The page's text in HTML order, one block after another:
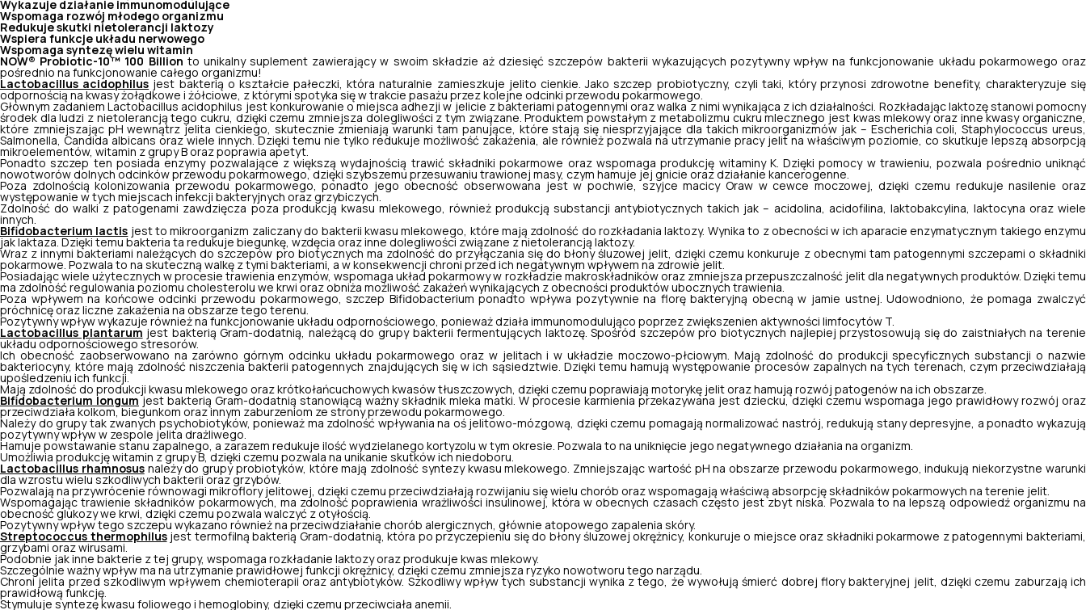
Wykazuje działanie immunomodulujące
Wspomaga rozwój młodego organizmu
Redukuje skutki nietolerancji laktozy
Wspiera funkcje układu nerwowego
Wspomaga syntezę wielu witamin
NOW® Probiotic-10™ 100 Billion to unikalny suplement zawierający w swoim składzie aż dziesięć szczepów bakterii wykazujących pozytywny wpływ na funkcjonowanie układu pokarmowego oraz
pośrednio na funkcjonowanie całego organizmu!
Lactobacillus acidophilus jest bakterią o kształcie pałeczki, która naturalnie zamieszkuje jelito cienkie. Jako szczep probiotyczny, czyli taki, który przynosi zdrowotne benefity, charakteryzuje się
odpornością na kwasy żołądkowe i żółciowe, z którymi spotyka się w trakcie pasażu przez kolejne odcinki przewodu pokarmowego.
Głównym zadaniem
Lactobacillus acidophilus jest konkurowanie o miejsca adhezji w jelicie z bakteriami patogennymi oraz walka z nimi wynikająca z ich działalności. Rozkładając laktozę stanowi pomocny
środek dla ludzi z nietolerancją tego cukru, dzięki czemu zmniejsza dolegliwości z tym związane. Produktem powstałym z metabolizmu cukru mlecznego jest kwas mlekowy oraz inne kwasy organiczne,
które zmniejszając pH wewnątrz jelita cienkiego, skutecznie zmieniają warunki tam panujące, które stają się niesprzyjające dla takich mikroorganizmów jak – Escherichia coli, Staphylococcus ureus,
Salmonella, Candida albicans oraz wiele innych. Dzięki temu nie tylko redukuje możliwość zakażenia, ale również pozwala na utrzymanie pracy jelit na właściwym poziomie, co skutkuje lepszą absorpcją
mikroelementów, witamin z grupy B oraz poprawia apetyt.
Ponadto szczep ten posiada enzymy pozwalające z większą wydajnością trawić składniki pokarmowe oraz wspomaga produkcję witaminy K. Dzięki pomocy w trawieniu, pozwala pośrednio uniknąć
nowotworów dolnych odcinków przewodu pokarmowego, dzięki szybszemu przesuwaniu trawionej masy, czym hamuje jej gnicie oraz działanie kancerogenne.
Poza zdolnością kolonizowania przewodu pokarmowego, ponadto jego obecność obserwowana jest w pochwie, szyjce macicy Oraw w cewce moczowej, dzięki czemu redukuje nasilenie oraz
występowanie w tych miejscach infekcji bakteryjnych oraz grzybiczych.
Zdolność do walki z patogenami zawdzięcza poza produkcją kwasu mlekowego, również produkcją substancji antybiotycznych takich jak – acidolina, acidofilina, laktobakcylina, laktocyna oraz wiele
innych.
Bifidobacterium lactis jest to mikroorganizm zaliczany do bakterii kwasu mlekowego, które mają zdolność do rozkładania laktozy. Wynika to z obecności w ich aparacie enzymatycznym takiego enzymu
jak laktaza. Dzięki temu bakteria ta redukuje biegunkę, wzdęcia oraz inne dolegliwości związane z nietolerancją laktozy.
Wraz z innymi bakteriami należących do szczepów pro biotycznych ma zdolność do przyłączania się do błony śluzowej jelit, dzięki czemu konkuruje z obecnymi tam patogennymi szczepami o składniki
pokarmowe. Pozwala to na skuteczną walkę z tymi bakteriami, a w konsekwencji chroni przed ich negatywnym wpływem na zdrowie jelit.
Posiadając wiele użytecznych w procesie trawienia enzymów, wspomaga układ pokarmowy w rozkładzie makroskładników oraz zmniejsza przepuszczalność jelit dla negatywnych produktów. Dzięki temu
ma zdolność regulowania poziomu cholesterolu we krwi oraz obniża możliwość zakażeń wynikających z obecności produktów ubocznych trawienia.
Poza wpływem na końcowe odcinki przewodu pokarmowego, szczep
Bifidobacterium ponadto wpływa pozytywnie na florę bakteryjną obecną w jamie ustnej. Udowodniono, że pomaga zwalczyć
próchnicę oraz liczne zakażenia na obszarze tego terenu.
Pozytywny wpływ wykazuje również na funkcjonowanie układu odpornościowego, ponieważ działa immunomodulująco poprzez zwiększenien aktywności limfocytów T.
Lactobacillus plantarum jest bakterią Gram-dodatnią, należącą do grupy bakterii fermentujących laktozę. Spośród szczepów pro biotycznych najlepiej przystosowują się do zaistniałych na terenie
układu odpornościowego stresorów.
Ich obecność zaobserwowano na zarówno górnym odcinku układu pokarmowego oraz w jelitach i w układzie moczowo-płciowym. Mają zdolność do produkcji specyficznych substancji o nazwie
bakteriocyny, które mają zdolność niszczenia bakterii patogennych znajdujących się w ich sąsiedztwie. Dzięki temu hamują występowanie procesów zapalnych na tych terenach, czym przeciwdziałają
upośledzeniu ich funkcji.
Mają zdolność do produkcji kwasu mlekowego oraz krótkołańcuchowych kwasów tłuszczowych, dzięki czemu poprawiają motorykę jelit oraz hamują rozwój patogenów na ich obszarze.
Bifidobacterium longum jest bakterią Gram-dodatnią stanowiącą ważny składnik mleka matki. W procesie karmienia przekazywana jest dziecku, dzięki czemu wspomaga jego prawidłowy rozwój oraz
przeciwdziała kolkom, biegunkom oraz innym zaburzeniom ze strony przewodu pokarmowego.
Należy do grupy tak zwanych psychobiotyków, ponieważ ma zdolność wpływania na oś jelitowo-mózgową, dzięki czemu pomagają normalizować nastrój, redukują stany depresyjne, a ponadto wykazują
pozytywny wpływ w zespole jelita drażliwego.
Hamuje powstawanie stanu zapalnego, a zarazem redukuje ilość wydzielanego kortyzolu w tym okresie. Pozwala to na uniknięcie jego negatywnego działania na organizm.
Umożliwia produkcję witamin z grupy B, dzięki czemu pozwala na unikanie skutków ich niedoboru.
Lactobacillus rhamnosusnależy do grupy probiotyków, które mają zdolność syntezy kwasu mlekowego. Zmniejszając wartość pH na obszarze przewodu pokarmowego, indukują niekorzystne warunki
dla wzrostu wielu szkodliwych bakterii oraz grzybów.
Pozwalają na przywrócenie równowagi mikroflory jelitowej, dzięki czemu przeciwdziałają rozwijaniu się wielu chorób oraz wspomagają właściwą absorpcję składników pokarmowych na terenie jelit.
Wspomagając trawienie składników pokarmowych, ma zdolność poprawienia wrażliwości insulinowej, która w obecnych czasach często jest zbyt niska. Pozwala to na lepszą odpowiedź organizmu na
obecność glukozy we krwi, dzięki czemu pozwala walczyć z otyłością.
Pozytywny wpływ tego szczepu wykazano również na przeciwdziałanie chorób alergicznych, głównie atopowego zapalenia skóry.
Streptococcus thermophilusjest termofilną bakterią Gram-dodatnią, która po przyczepieniu się do błony śluzowej okrężnicy, konkuruje o miejsce oraz składniki pokarmowe z patogennymi bakteriami,
grzybami oraz wirusami.
Podobnie jak inne bakterie z tej grupy, wspomaga rozkładanie laktozy oraz produkuje kwas mlekowy.
Szczególnie ważny wpływ ma na utrzymanie prawidłowej funkcji okrężnicy, dzięki czemu zmniejsza ryzyko nowotworu tego narządu.
Chroni jelita przed szkodliwym wpływem chemioterapii oraz antybiotyków. Szkodliwy wpływ tych substancji wynika z tego, że wywołują śmierć dobrej flory bakteryjnej jelit, dzięki czemu zaburzają ich
prawidłową funkcję.
Stymuluje syntezę kwasu foliowego i hemoglobiny, dzięki czemu przeciwciała anemii.